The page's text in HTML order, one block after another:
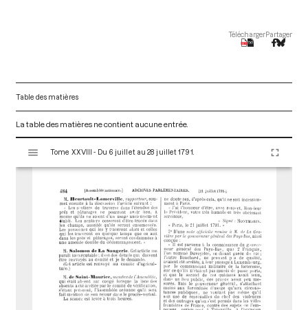
TéléchargerPartager
Table des matières
La table des matières ne contient aucune entrée.
s
Tome XXVIII - Du 6 juillet au 28 juillet 1791.